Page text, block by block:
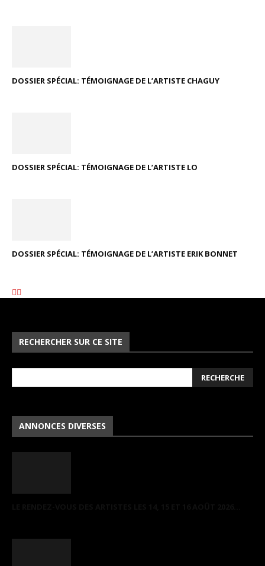
DOSSIER SPÉCIAL: TÉMOIGNAGE DE L’ARTISTE CHAGUY
DOSSIER SPÉCIAL: TÉMOIGNAGE DE L’ARTISTE LO
DOSSIER SPÉCIAL: TÉMOIGNAGE DE L’ARTISTE ERIK BONNET
RECHERCHER SUR CE SITE
ANNONCES DIVERSES